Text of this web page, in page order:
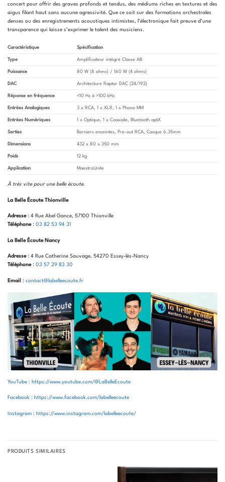
concert pour offrir des graves profonds et tendus, des médiums riches en textures et des
aigus filant haut sans aucune agressivité. Que ce soit sur des formations orchestrales
denses ou des enregistrements acoustiques intimistes, l’électronique fait preuve d’une
transparence qui laisse s’exprimer le talent des musiciens.
Caractéristique Spécification
Type Amplificateur intégré Classe AB
Puissance 80 W (8 ohms) / 160 W (4 ohms)
DAC Architecture Raptor DAC (24/192)
Réponse en fréquence <10 Hz à >100 kHz
Entrées Analogiques 3 x RCA, 1 x XLR, 1 x Phono MM
Entrées Numériques 1 x Optique, 1 x Coaxiale, Bluetooth aptX
Sorties Borniers enceintes, Pre-out RCA, Casque 6.35mm
Dimensions 432 x 80 x 350 mm
Poids 12 kg
Application MaestroUnite
À très vite pour une belle écoute.
La Belle Écoute Thionville
Adresse: 4 Rue Abel Gance, 57100 Thionville
Téléphone: 03 82 53 94 31
La Belle Écoute Nancy
Adresse: 4 Rue Catherine Sauvage, 54270 Essey-lès-Nancy
Téléphone: 03 57 29 83 30
Email : contact@labelleecoute.fr
YouTube : https://www.youtube.com/@LaBelleEcoute
Facebook : https://www.facebook.com/labelleecoute
Instagram : https://www.instagram.com/labelleecoute/
PRODUITS SIMILAIRES